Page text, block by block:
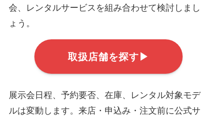
会、レンタルサービスを組み合わせて検討しまし
ょう。
取扱店舗を探す▶
展示会日程、予約要否、在庫、レンタル対象モデ
ルは変動します。来店・申込み・注文前に公式サ